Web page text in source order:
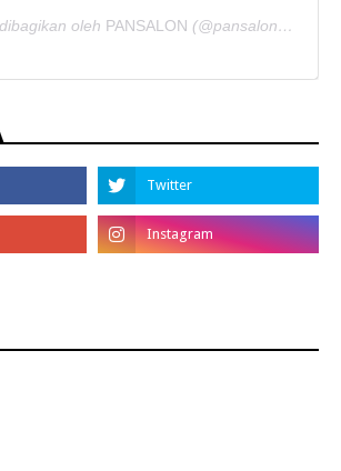
oleh PANSALON (@pansaloncorporate) pada